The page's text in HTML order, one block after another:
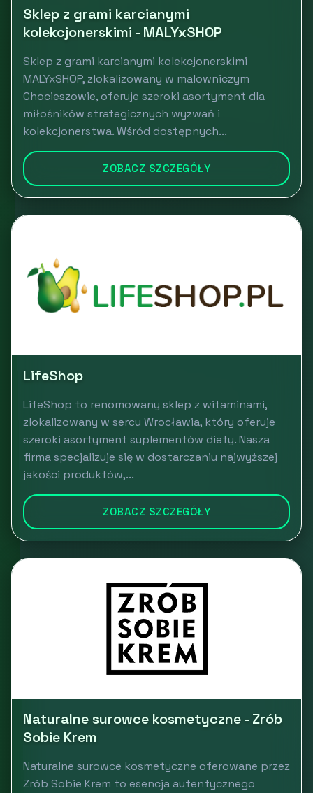
Sklep z grami karcianymi
kolekcjonerskimi - MALYxSHOP
Sklep z grami karcianymi kolekcjonerskimi
MALYxSHOP, zlokalizowany w malowniczym
Chocieszowie, oferuje szeroki asortyment dla
miłośników strategicznych wyzwań i
kolekcjonerstwa. Wśród dostępnych...
ZOBACZ SZCZEGÓŁY
LifeShop
LifeShop to renomowany sklep z witaminami,
zlokalizowany w sercu Wrocławia, który oferuje
szeroki asortyment suplementów diety. Nasza
firma specjalizuje się w dostarczaniu najwyższej
jakości produktów,...
ZOBACZ SZCZEGÓŁY
Naturalne surowce kosmetyczne - Zrób
Sobie Krem
Naturalne surowce kosmetyczne oferowane przez
Zrób Sobie Krem to esencja autentycznego